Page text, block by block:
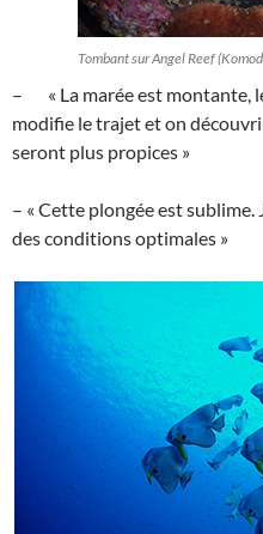
Tombant sur Angel Reef
– « La marée est montante,
modifie le trajet et on
seront plus propices »
– « Cette plongée est sublime.
des conditions optimales »